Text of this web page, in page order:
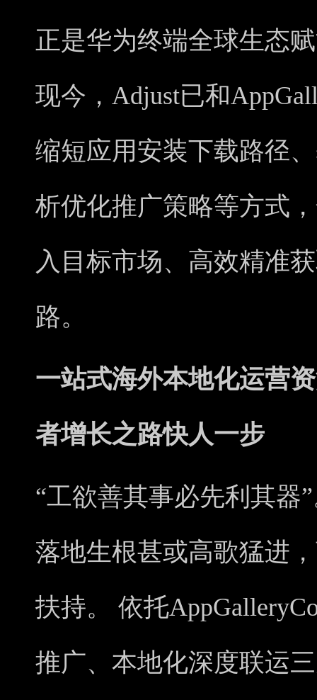
正是华为终端全球生态
现今，Adjust已和
缩短应用安装下载路径
析优化推广策略等方式
入目标市场、高效精准
路。
一站式海外本地化运营
者增长之路快人一步
“工欲善其事必先利其器
落地生根甚或高歌猛进
扶持。 依托
推广、本地化深度联运